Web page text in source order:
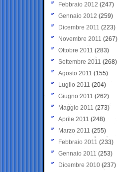
Febbraio 2012 (247)
Gennaio 2012 (259)
Dicembre 2011 (223)
Novembre 2011 (267)
Ottobre 2011 (283)
Settembre 2011 (268)
Agosto 2011 (155)
Luglio 2011 (204)
Giugno 2011 (262)
Maggio 2011 (273)
Aprile 2011 (248)
Marzo 2011 (255)
Febbraio 2011 (233)
Gennaio 2011 (253)
Dicembre 2010 (237)